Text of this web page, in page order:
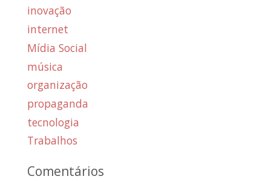
inovação
internet
Mídia Social
música
organização
propaganda
tecnologia
Trabalhos
Comentários